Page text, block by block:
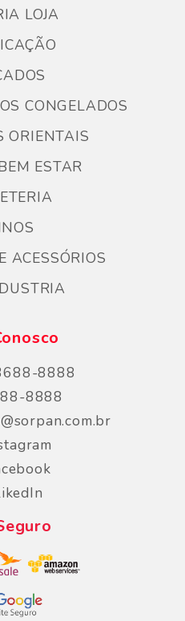
LOJA
CONGELADOS
ORIENTAIS
ESTAR
ACESSÓRIOS
8888
8888